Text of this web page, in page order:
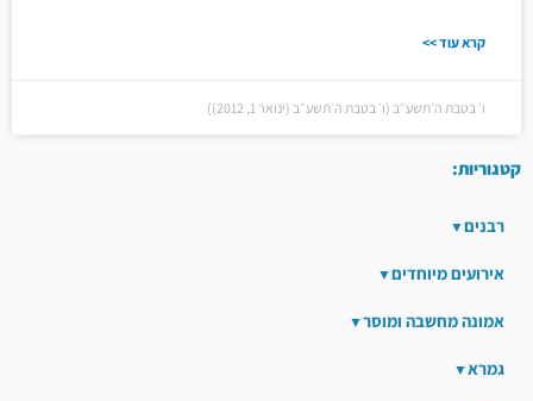
קרא עוד >>
ו׳ בטבת ה׳תשע״ב (ו׳ בטבת ה׳תשע״ב (ינואר 1, 2012))
קטגוריות:
רבנים
אירועים מיוחדים
אמונה מחשבה ומוסר
גמרא